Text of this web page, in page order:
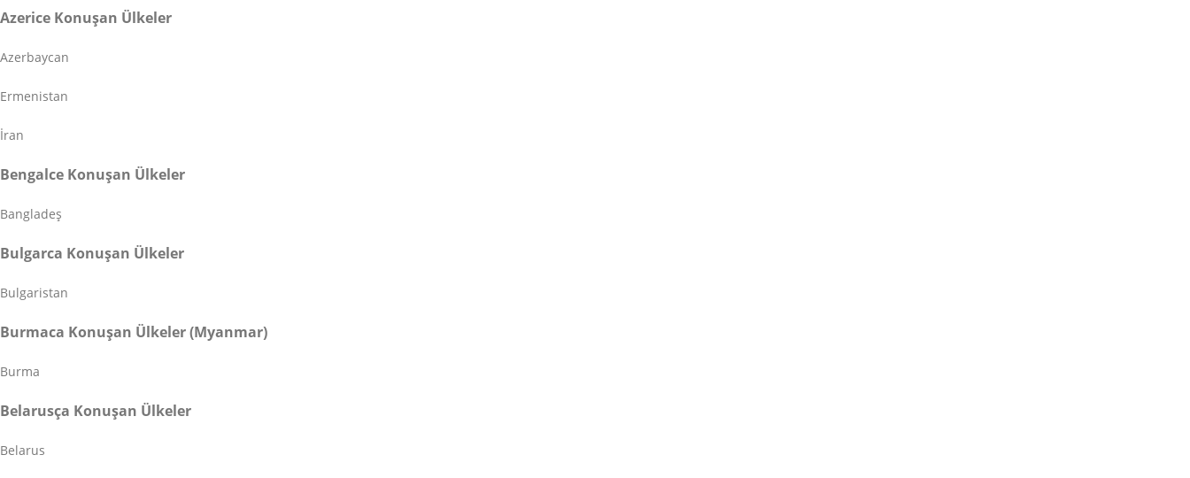
Azerice Konuşan Ülkeler
Azerbaycan
Ermenistan
İran
Bengalce Konuşan Ülkeler
Bangladeş
Bulgarca Konuşan Ülkeler
Bulgaristan
Burmaca Konuşan Ülkeler (Myanmar)
Burma
Belarusça Konuşan Ülkeler
Belarus